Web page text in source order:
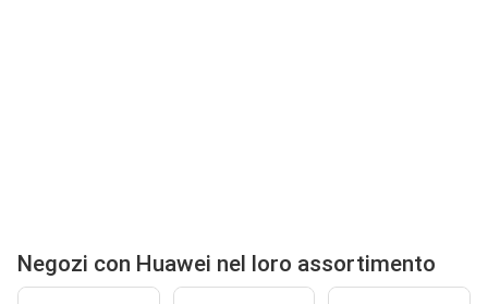
Negozi con Huawei nel loro assortimento